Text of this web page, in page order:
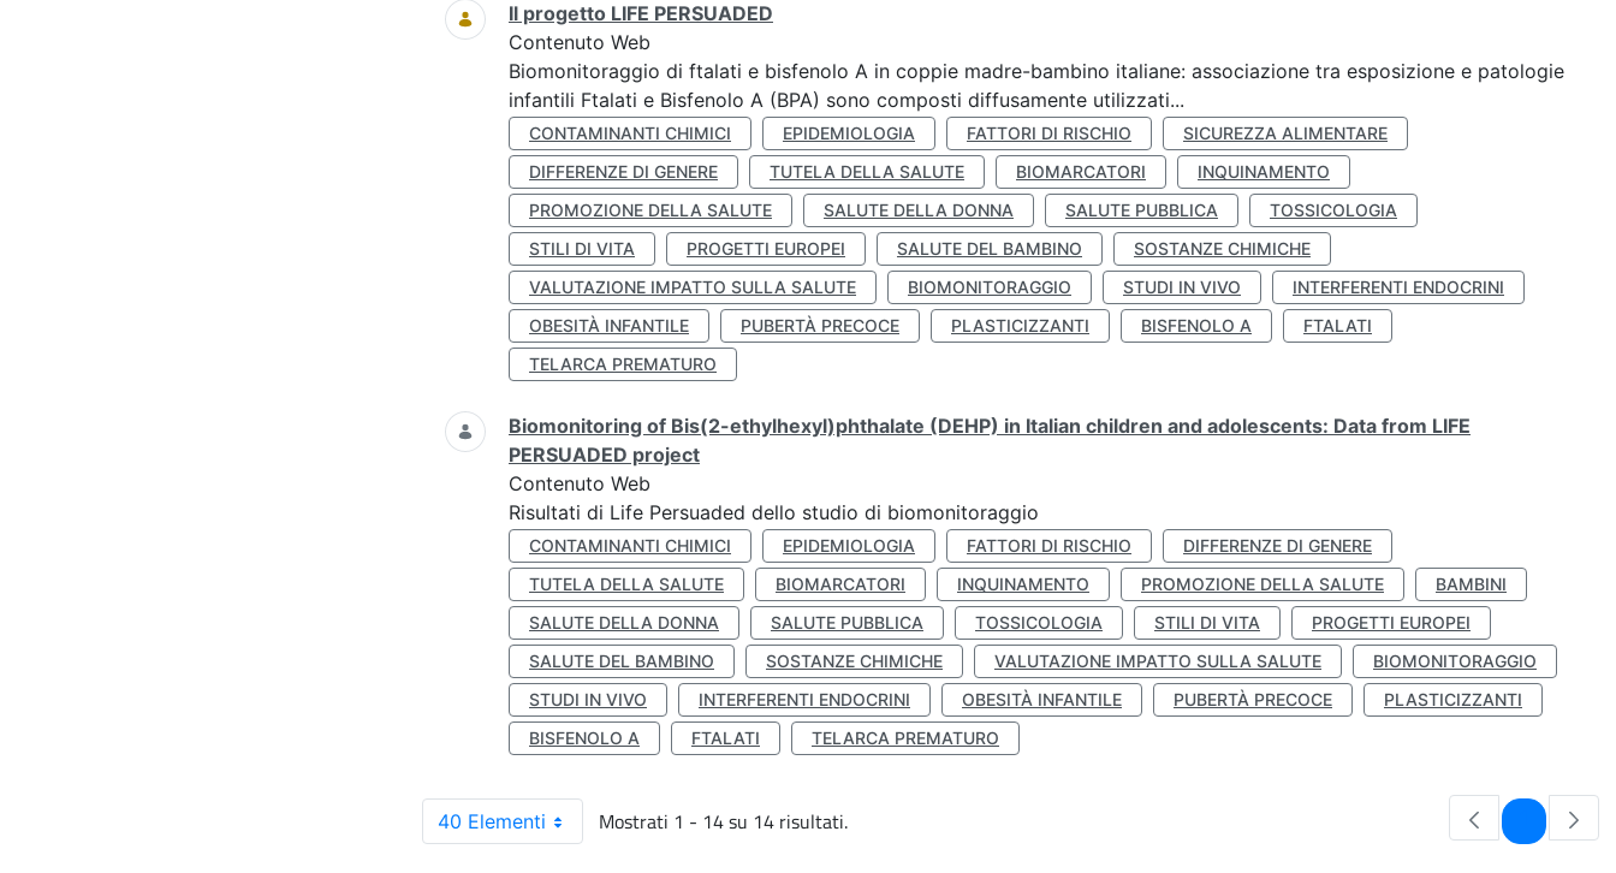
Il progetto LIFE PERSUADED
Contenuto Web
Biomonitoraggio di ftalati e bisfenolo A in coppie madre-bambino italiane: associazione tra esposizione e patologie
infantili Ftalati e Bisfenolo A (BPA) sono composti diffusamente utilizzati...
CONTAMINANTI CHIMICI EPIDEMIOLOGIA FATTORI DI RISCHIO
SICUREZZA ALIMENTARE
DIFFERENZE DI GENERE
TUTELA DELLA SALUTE BIOMARCATORI
INQUINAMENTO
PROMOZIONE DELLA SALUTE
SALUTE DELLA DONNA SALUTE PUBBLICA
TOSSICOLOGIA
STILI DI VITA
PROGETTI EUROPEI SALUTE DEL BAMBINO
SOSTANZE CHIMICHE
VALUTAZIONE IMPATTO SULLA SALUTE
BIOMONITORAGGIO STUDI IN VIVO
INTERFERENTI ENDOCRINI
OBESITÀ INFANTILE
PUBERTÀ PRECOCE PLASTICIZZANTI BISFENOLO A
FTALATI
TELARCA PREMATURO
Biomonitoring of Bis(2-ethylhexyl)phthalate (DEHP) in Italian children and adolescents: Data from LIFE
PERSUADED project
Contenuto Web
Risultati di Life Persuaded dello studio di biomonitoraggio
CONTAMINANTI CHIMICI EPIDEMIOLOGIA FATTORI DI RISCHIO
DIFFERENZE DI GENERE
TUTELA DELLA SALUTE
BIOMARCATORI INQUINAMENTO PROMOZIONE DELLA SALUTE
BAMBINI
SALUTE DELLA DONNA
SALUTE PUBBLICA TOSSICOLOGIA STILI DI VITA
PROGETTI EUROPEI
SALUTE DEL BAMBINO
SOSTANZE CHIMICHE VALUTAZIONE IMPATTO SULLA SALUTE
BIOMONITORAGGIO
STUDI IN VIVO
INTERFERENTI ENDOCRINI OBESITÀ INFANTILE PUBERTÀ PRECOCE
PLASTICIZZANTI
BISFENOLO A
FTALATI TELARCA PREMATURO
40 Elementi Mostrati 1 - 14 su 14 risultati. Pagina